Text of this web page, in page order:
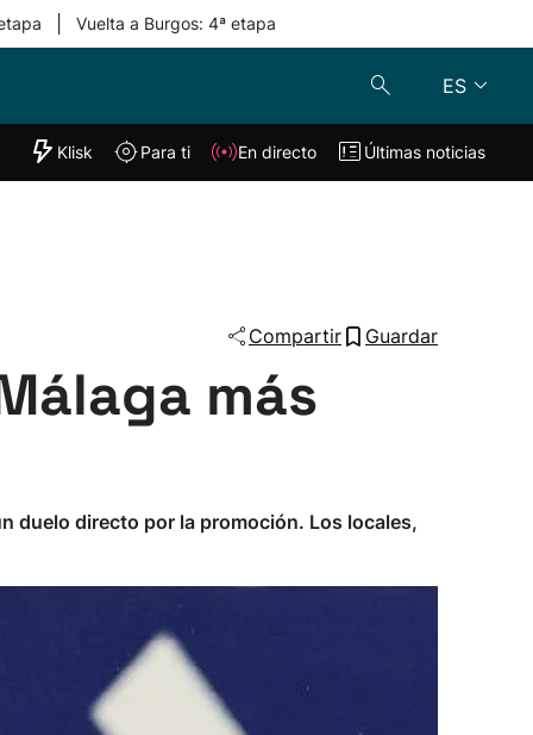
Vuelta a Burgos: 4ª etapa
ES
"Helmuga"
Klisk En directo
Klisk Para ti En directo Últimas noticias
Compartir Guardar
más
duelo directo por la promoción. Los locales,